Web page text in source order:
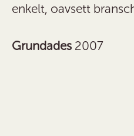
enkelt, oavsett
Grundades 2007